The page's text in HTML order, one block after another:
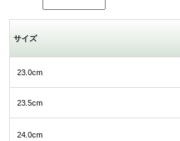
サイズ
23.0cm
23.5cm
24.0cm